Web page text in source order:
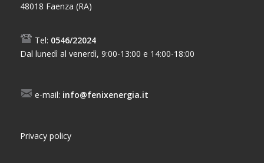
48018 Faenza (RA)
Tel: 0546/22024
Dal lunedì al venerdì, 9:00-13:00 e 14:00-18:00
e-mail: info@fenixenergia.it
Privacy policy